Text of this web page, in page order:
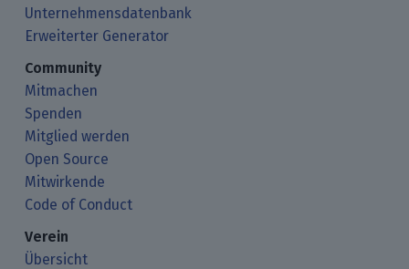
Unternehmensdatenbank
Erweiterter Generator
Community
Mitmachen
Spenden
Mitglied werden
Open Source
Mitwirkende
Code of Conduct
Verein
Übersicht